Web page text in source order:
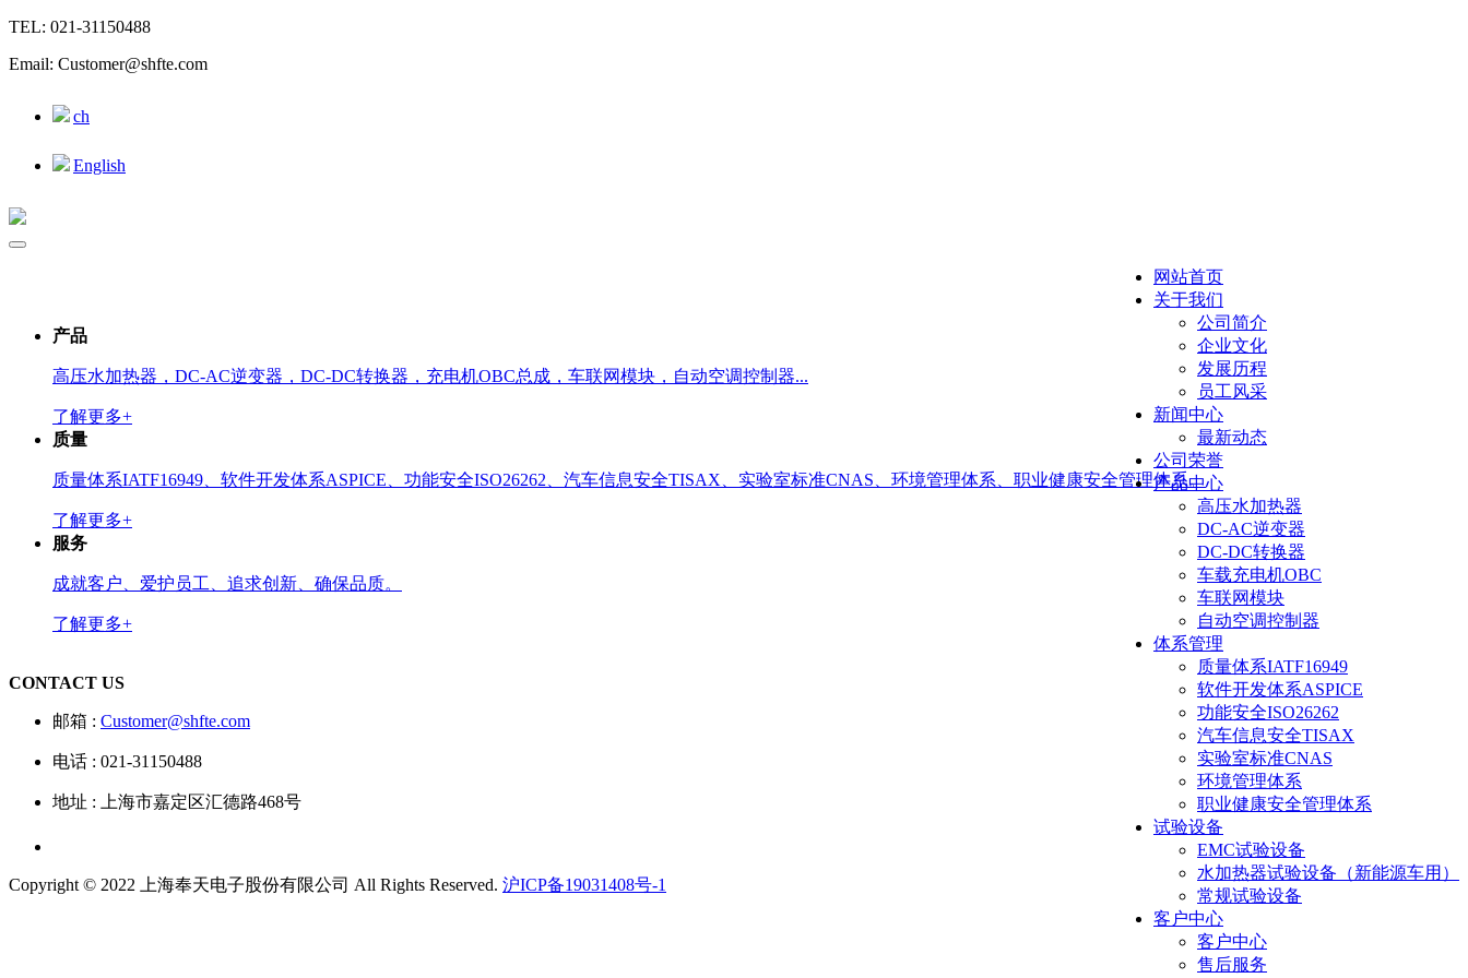
TEL: 021-31150488
Email: Customer@shfte.com
ch
English
网站首页
关于我们
公司简介
企业文化
发展历程
员工风采
新闻中心
最新动态
公司荣誉
产品中心
高压水加热器
DC-AC逆变器
DC-DC转换器
车载充电机OBC
车联网模块
自动空调控制器
体系管理
质量体系IATF16949
软件开发体系ASPICE
功能安全ISO26262
汽车信息安全TISAX
实验室标准CNAS
环境管理体系
职业健康安全管理体系
试验设备
EMC试验设备
水加热器试验设备（新能源车用）
常规试验设备
客户中心
客户中心
售后服务
产品
高压水加热器，DC-AC逆变器，DC-DC转换器，充电机OBC总成，车联网模块，自动空调控制器...
了解更多+
质量
质量体系IATF16949、软件开发体系ASPICE、功能安全ISO26262、汽车信息安全TISAX、实验室标准CNAS、环境管理体系、职业健康安全管理体系。
了解更多+
服务
成就客户、爱护员工、追求创新、确保品质。
了解更多+
CONTACT US
邮箱 : Customer@shfte.com
电话 : 021-31150488
地址 : 上海市嘉定区汇德路468号
Copyright © 2022 上海奉天电子股份有限公司 All Rights Reserved. 沪ICP备19031408号-1